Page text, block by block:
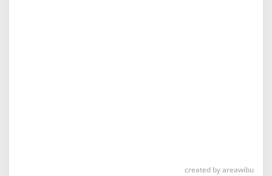
created by areawibu